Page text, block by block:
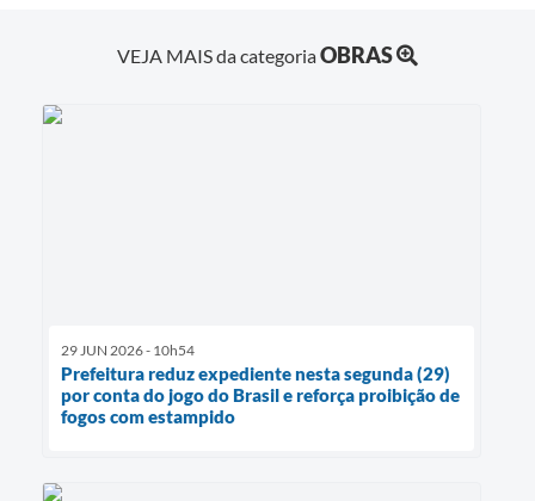
VEJA MAIS da categoriaOBRAS
29 JUN 2026 - 10h54
Prefeitura reduz expediente nesta segunda (29)
por conta do jogo do Brasil e reforça proibição de
fogos com estampido